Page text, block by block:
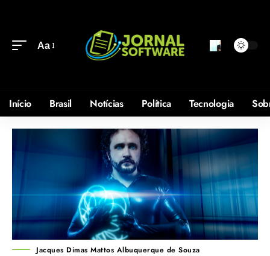
Aa
Início Brasil Notícias Política Tecnologia
Jacques Dimas Mattos Albuquerque de Souza